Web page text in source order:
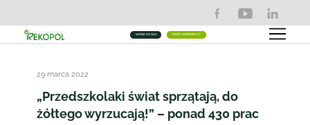
NAPISZ DO NAS STREFA WSPÓŁPRACY
29 marca 2022
„Przedszkolaki świat sprzątają, do
żółtego wyrzucają!” – ponad 430 prac